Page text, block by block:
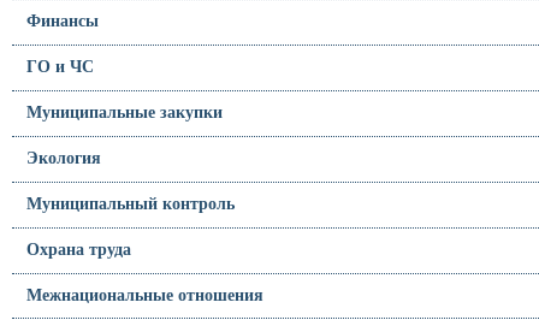
Финансы
ГО и ЧС
Муниципальные закупки
Экология
Муниципальный контроль
Охрана труда
Межнациональные отношения